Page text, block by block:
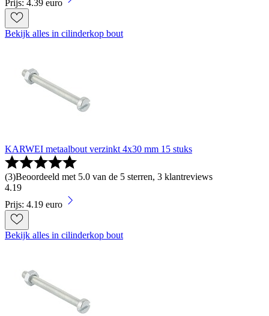
Prijs: 4.39 euro
Bekijk alles in cilinderkop bout
KARWEI metaalbout verzinkt 4x30 mm 15 stuks
(3)Beoordeeld met 5.0 van de 5 sterren, 3 klantreviews
4.19
Prijs: 4.19 euro
Bekijk alles in cilinderkop bout